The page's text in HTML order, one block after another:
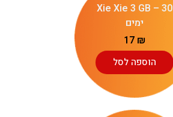
Xie Xie 3 GB – 30
ימים
17 ₪
הוספה לסל